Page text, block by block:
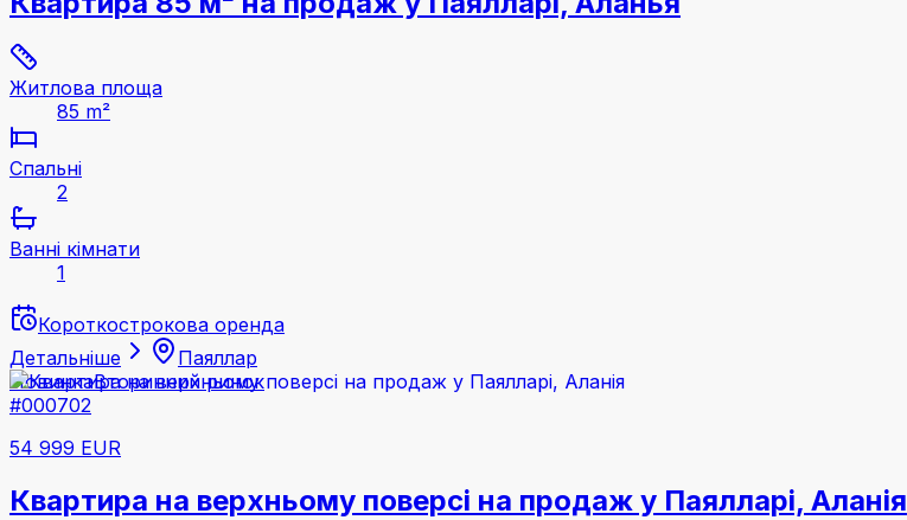
Житлова площа
85 m²
Спальні
2
Ванні кімнати
1
Короткострокова оренда
Детальніше
Паяллар
НовинкаВторинний ринок
#000702
54 999 EUR
Квартира на верхньому поверсі на продаж у Паялларі, Аланія